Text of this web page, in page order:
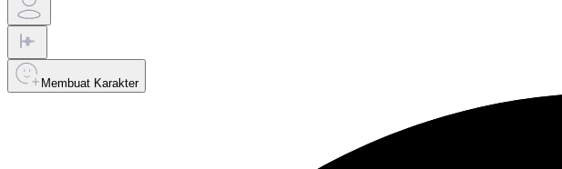
Membuat Karakter